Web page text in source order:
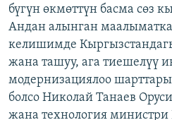
ЭЕ/АРнун бардык сайттары
бүгүн өкмөттүн басма сөз
Андан алынган
келишимде
жана ташуу, ага тиешелүү
модернизациялоо
болсо Николай Танаев
жана технология